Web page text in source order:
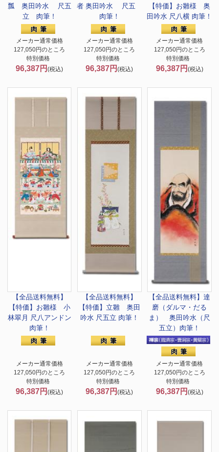
瓢 奥田吟水 尺五
立 肉筆！
メーカー通常価格
127,050円のところ
特別価格
96,387円(税込)
者 奥田吟水 尺五
肉筆！
メーカー通常価格
127,050円のところ
特別価格
96,387円(税込)
【特価】 お雛様 奥
田吟水 尺八横 肉筆！
メーカー通常価格
127,050円のところ
特別価格
96,387円 (税込)
【全品送料無料】
【特価】 お雛様 小
林翠月 尺八アンドン
肉筆！
メーカー通常価格
127,050円のところ
特別価格
96,387円(税込)
【全品送料無料】
【特価】 立雛 奥田
吟水 尺五立 肉筆！
メーカー通常価格
127,050円のところ
特別価格
96,387円(税込)
【全品送料無料】達
磨（ダルマ・だる
ま） 奥田吟水（尺
五立）肉筆！
メーカー通常価格
127,050円のところ
特別価格
96,387円 (税込)